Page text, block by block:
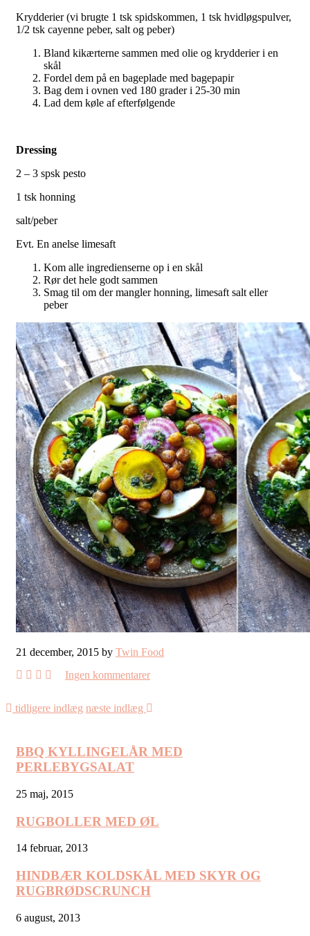
Krydderier (vi brugte 1 tsk spidskommen, 1 tsk hvidløgspulver,
1/2 tsk cayenne peber, salt og peber)
Bland kikærterne sammen med olie og krydderier i en
skål
Fordel dem på en bageplade med bagepapir
Bag dem i ovnen ved 180 grader i 25-30 min
Lad dem køle af efterfølgende
Dressing
2 – 3 spsk pesto
1 tsk honning
salt/peber
Evt. En anelse limesaft
Kom alle ingredienserne op i en skål
Rør det hele godt sammen
Smag til om der mangler honning, limesaft salt eller
peber
21 december, 2015 by Twin Food
Ingen kommentarer
tidligere indlæg næste indlæg
BBQ KYLLINGELÅR MED
PERLEBYGSALAT
25 maj, 2015
RUGBOLLER MED ØL
14 februar, 2013
HINDBÆR KOLDSKÅL MED SKYR OG
RUGBRØDSCRUNCH
6 august, 2013